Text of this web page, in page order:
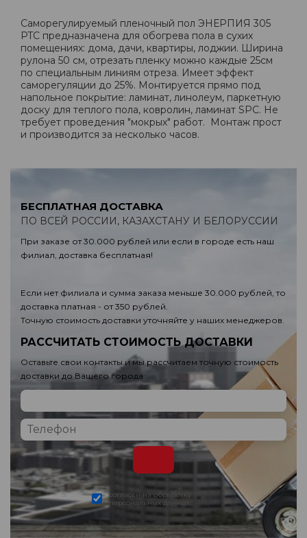
Саморегулируемый пленочный пол ЭНЕРПИЯ 305
PTC предназначена для обогрева пола в сухих
помещениях: дома, дачи, квартиры, лоджии. Ширина
рулона 50 см, отрезать пленку можно каждые 25см
по специальным линиям отреза. Имеет эффект
саморегуляции до 25%. Монтируется прямо под
напольное покрытие: ламинат, линолеум, паркетную
доску для теплого пола, ковролин, ламинат SPC. Не
требует проведения "мокрых" работ. Монтаж прост
и производится за несколько часов.
БЕСПЛАТНАЯ ДОСТАВКА
ПО ВСЕЙ РОССИИ, КАЗАХСТАНУ И БЕЛОРУССИИ
При заказе от 30.000 рублей или если в городе есть наш
филиал, доставка бесплатная!
Если нет филиала и сумма заказа меньше 30.000 рублей, то
доставка платная - от 350 рублей.
Точную стоимость доставки уточняйте у наших менеджеров.
РАССЧИТАТЬ СТОИМОСТЬ ДОСТАВКИ
Оставьте свои контакты и мы рассчитаем точную стоимость
доставки до Вашего города
согласен на обработку
персональных данных